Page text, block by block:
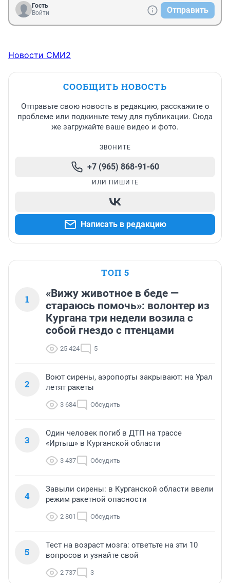
Гость
Войти
Отправить
Новости СМИ2
СООБЩИТЬ НОВОСТЬ
Отправьте свою новость в редакцию, расскажите о
проблеме или подкиньте тему для публикации. Сюда
же загружайте ваше видео и фото.
ЗВОНИТЕ
+7 (965) 868-91-60
ИЛИ ПИШИТЕ
Написать в редакцию
ТОП 5
1
«Вижу животное в беде —
стараюсь помочь»: волонтер из
Кургана три недели возила с
собой гнездо с птенцами
25 424 5
2
Воют сирены, аэропорты закрывают: на Урал
летят ракеты
3 684 Обсудить
3
Один человек погиб в ДТП на трассе
«Иртыш» в Курганской области
3 437 Обсудить
4
Завыли сирены: в Курганской области ввели
режим ракетной опасности
2 801 Обсудить
5
Тест на возраст мозга: ответьте на эти 10
вопросов и узнайте свой
2 737 3